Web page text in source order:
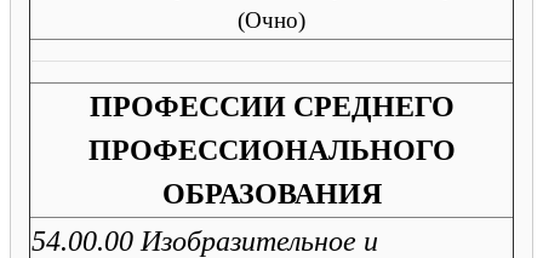
(Очно)
ПРОФЕССИИ СРЕДНЕГО
ПРОФЕССИОНАЛЬНОГО
ОБРАЗОВАНИЯ
54.00.00 Изобразительное и